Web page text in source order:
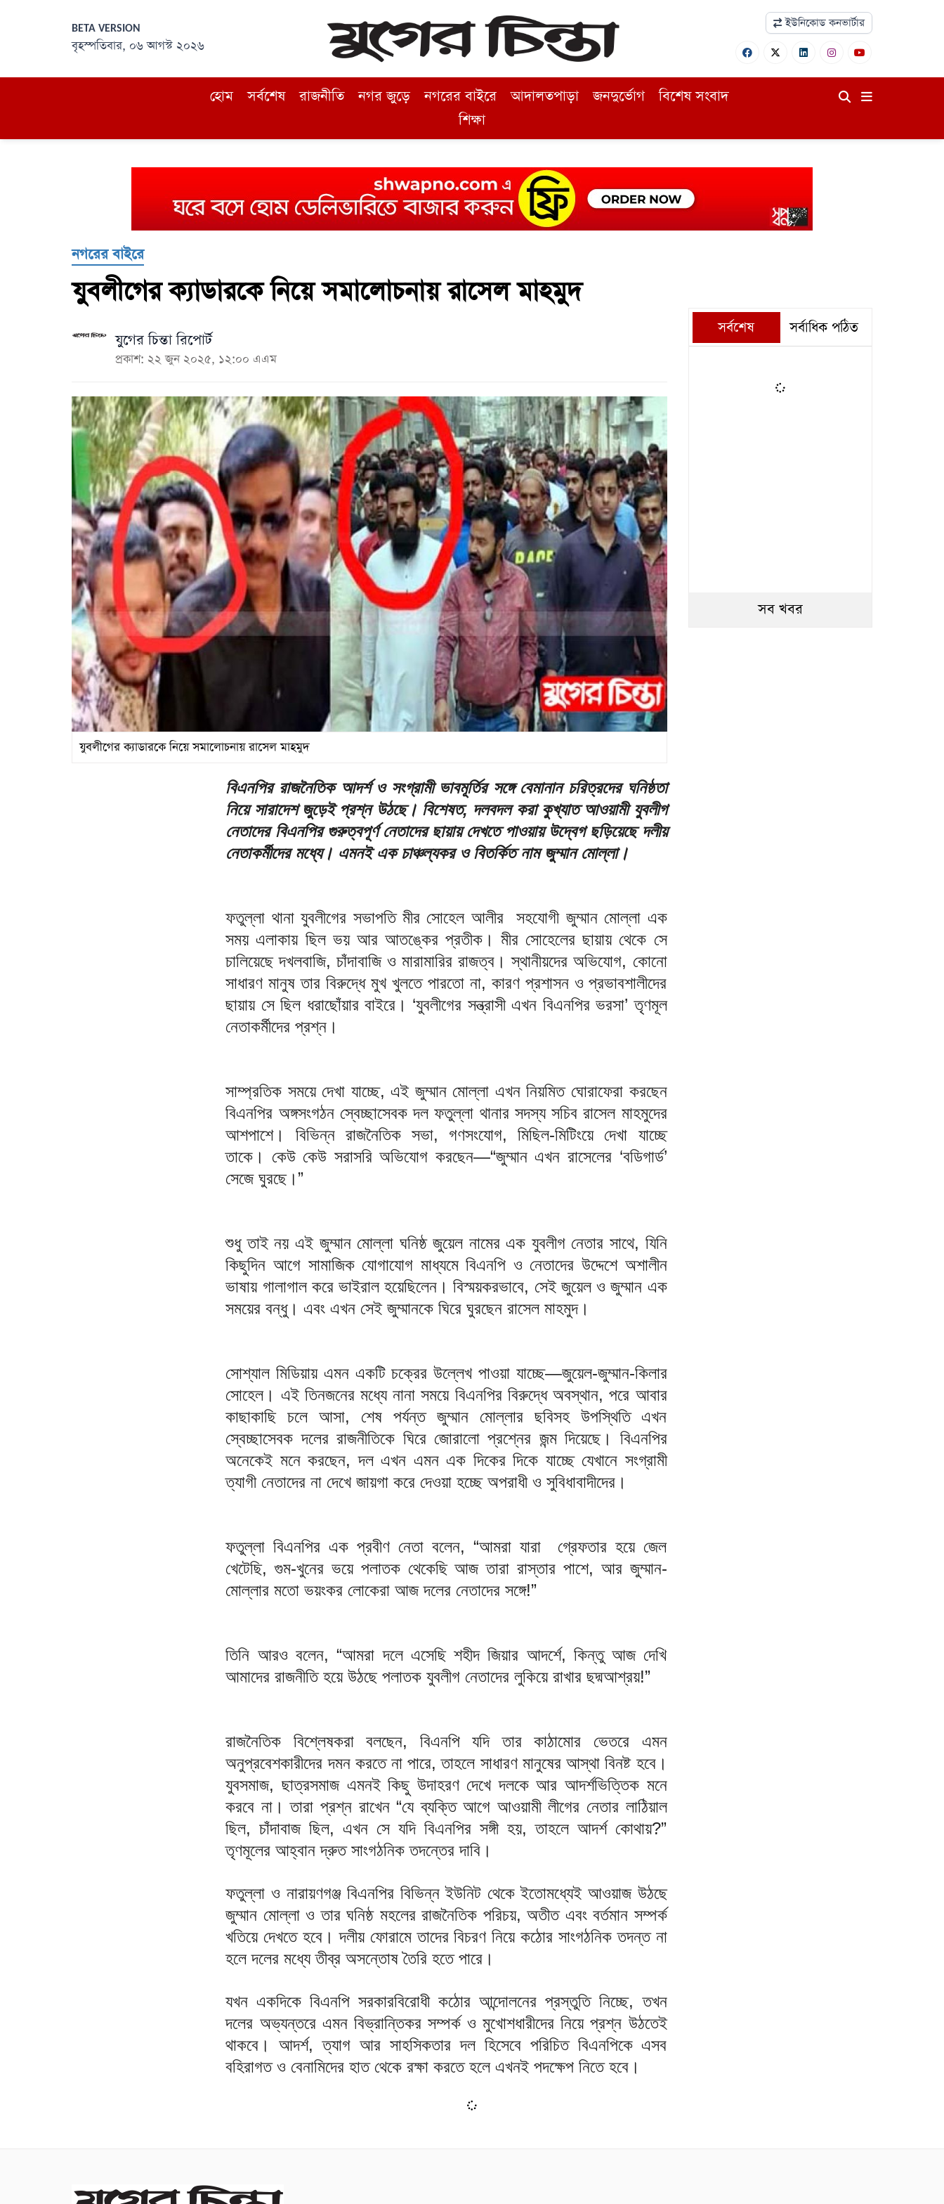
BETA VERSION
বৃহস্পতিবার, ০৬ আগস্ট ২০২৬
ইউনিকোড কনভার্টার
হোম সর্বশেষ রাজনীতি নগর জুড়ে নগরের বাইরে আদালতপাড়া জনদুর্ভোগ
বিশেষ সংবাদ
শিক্ষা
নগরের বাইরে
যুবলীগের ক্যাডারকে নিয়ে সমালোচনায় রাসেল মাহমুদ
যুগের চিন্তা রিপোর্ট
প্রকাশ: ২২ জুন ২০২৫, ১২:০০ এএম
যুবলীগের ক্যাডারকে নিয়ে সমালোচনায় রাসেল মাহমুদ
বিএনপির রাজনৈতিক আদর্শ ও সংগ্রামী ভাবমূর্তির সঙ্গে বেমানান চরিত্রদের ঘনিষ্ঠতা
নিয়ে সারাদেশ জুড়েই প্রশ্ন উঠছে। বিশেষত, দলবদল করা কুখ্যাত আওয়ামী যুবলীগ
নেতাদের বিএনপির গুরুত্বপূর্ণ নেতাদের ছায়ায় দেখতে পাওয়ায় উদ্বেগ ছড়িয়েছে দলীয়
নেতাকর্মীদের মধ্যে। এমনই এক চাঞ্চল্যকর ও বিতর্কিত নাম জুম্মান মোল্লা।
ফতুল্লা থানা যুবলীগের সভাপতি মীর সোহেল আলীর সহযোগী জুম্মান মোল্লা এক
সময় এলাকায় ছিল ভয় আর আতঙ্কের প্রতীক। মীর সোহেলের ছায়ায় থেকে সে
চালিয়েছে দখলবাজি, চাঁদাবাজি ও মারামারির রাজত্ব। স্থানীয়দের অভিযোগ, কোনো
সাধারণ মানুষ তার বিরুদ্ধে মুখ খুলতে পারতো না, কারণ প্রশাসন ও প্রভাবশালীদের
ছায়ায় সে ছিল ধরাছোঁয়ার বাইরে। ‘যুবলীগের সন্ত্রাসী এখন বিএনপির ভরসা’ তৃণমূল
নেতাকর্মীদের প্রশ্ন।
সাম্প্রতিক সময়ে দেখা যাচ্ছে, এই জুম্মান মোল্লা এখন নিয়মিত ঘোরাফেরা করছেন
বিএনপির অঙ্গসংগঠন স্বেচ্ছাসেবক দল ফতুল্লা থানার সদস্য সচিব রাসেল মাহমুদের
আশপাশে। বিভিন্ন রাজনৈতিক সভা, গণসংযোগ, মিছিল-মিটিংয়ে দেখা যাচ্ছে
তাকে। কেউ কেউ সরাসরি অভিযোগ করছেন—“জুম্মান এখন রাসেলের ‘বডিগার্ড’
সেজে ঘুরছে।”
শুধু তাই নয় এই জুম্মান মোল্লা ঘনিষ্ঠ জুয়েল নামের এক যুবলীগ নেতার সাথে, যিনি
কিছুদিন আগে সামাজিক যোগাযোগ মাধ্যমে বিএনপি ও নেতাদের উদ্দেশে অশালীন
ভাষায় গালাগাল করে ভাইরাল হয়েছিলেন। বিস্ময়করভাবে, সেই জুয়েল ও জুম্মান এক
সময়ের বন্ধু। এবং এখন সেই জুম্মানকে ঘিরে ঘুরছেন রাসেল মাহমুদ।
সোশ্যাল মিডিয়ায় এমন একটি চক্রের উল্লেখ পাওয়া যাচ্ছে—জুয়েল-জুম্মান-কিলার
সোহেল। এই তিনজনের মধ্যে নানা সময়ে বিএনপির বিরুদ্ধে অবস্থান, পরে আবার
কাছাকাছি চলে আসা, শেষ পর্যন্ত জুম্মান মোল্লার ছবিসহ উপস্থিতি এখন
স্বেচ্ছাসেবক দলের রাজনীতিকে ঘিরে জোরালো প্রশ্নের জন্ম দিয়েছে। বিএনপির
অনেকেই মনে করছেন, দল এখন এমন এক দিকের দিকে যাচ্ছে যেখানে সংগ্রামী
ত্যাগী নেতাদের না দেখে জায়গা করে দেওয়া হচ্ছে অপরাধী ও সুবিধাবাদীদের।
ফতুল্লা বিএনপির এক প্রবীণ নেতা বলেন, “আমরা যারা গ্রেফতার হয়ে জেল
খেটেছি, গুম-খুনের ভয়ে পলাতক থেকেছি আজ তারা রাস্তার পাশে, আর জুম্মান-
মোল্লার মতো ভয়ংকর লোকেরা আজ দলের নেতাদের সঙ্গে!”
তিনি আরও বলেন, “আমরা দলে এসেছি শহীদ জিয়ার আদর্শে, কিন্তু আজ দেখি
আমাদের রাজনীতি হয়ে উঠছে পলাতক যুবলীগ নেতাদের লুকিয়ে রাখার ছদ্মআশ্রয়!”
রাজনৈতিক বিশ্লেষকরা বলছেন, বিএনপি যদি তার কাঠামোর ভেতরে এমন
অনুপ্রবেশকারীদের দমন করতে না পারে, তাহলে সাধারণ মানুষের আস্থা বিনষ্ট হবে।
যুবসমাজ, ছাত্রসমাজ এমনই কিছু উদাহরণ দেখে দলকে আর আদর্শভিত্তিক মনে
করবে না। তারা প্রশ্ন রাখেন “যে ব্যক্তি আগে আওয়ামী লীগের নেতার লাঠিয়াল
ছিল, চাঁদাবাজ ছিল, এখন সে যদি বিএনপির সঙ্গী হয়, তাহলে আদর্শ কোথায়?”
তৃণমূলের আহ্বান দ্রুত সাংগঠনিক তদন্তের দাবি।
ফতুল্লা ও নারায়ণগঞ্জ বিএনপির বিভিন্ন ইউনিট থেকে ইতোমধ্যেই আওয়াজ উঠছে
জুম্মান মোল্লা ও তার ঘনিষ্ঠ মহলের রাজনৈতিক পরিচয়, অতীত এবং বর্তমান সম্পর্ক
খতিয়ে দেখতে হবে। দলীয় ফোরামে তাদের বিচরণ নিয়ে কঠোর সাংগঠনিক তদন্ত না
হলে দলের মধ্যে তীব্র অসন্তোষ তৈরি হতে পারে।
যখন একদিকে বিএনপি সরকারবিরোধী কঠোর আন্দোলনের প্রস্তুতি নিচ্ছে, তখন
দলের অভ্যন্তরে এমন বিভ্রান্তিকর সম্পর্ক ও মুখোশধারীদের নিয়ে প্রশ্ন উঠতেই
থাকবে। আদর্শ, ত্যাগ আর সাহসিকতার দল হিসেবে পরিচিত বিএনপিকে এসব
বহিরাগত ও বেনামিদের হাত থেকে রক্ষা করতে হলে এখনই পদক্ষেপ নিতে হবে।
সর্বশেষ সর্বাধিক পঠিত
সব খবর